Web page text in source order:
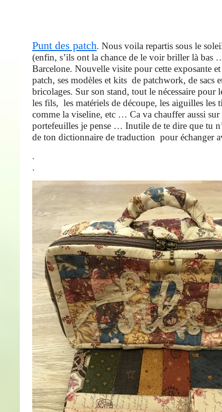
Punt des patch. Nous voila repartis sous le
(enfin, s’ils ont la chance de le voir briller là bas
Barcelone. Nouvelle visite pour cette exposante et
patch, ses modèles et kits de patchwork, de sacs
bricolages. Sur son stand, tout le nécessaire pour
les fils, les matériels de découpe, les aiguilles les
comme la viseline, etc … Ca va chauffer aussi sur
portefeuilles je pense … Inutile de te dire que tu
de ton dictionnaire de traduction pour échanger
.
.